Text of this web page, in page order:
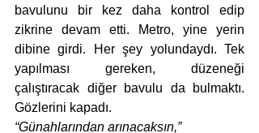
bavulunu bir kez daha kontrol edip
zikrine devam etti. Metro, yine yerin
dibine girdi. Her şey yolundaydı. Tek
yapılması gereken, düzeneği
çalıştıracak diğer bavulu da bulmaktı.
Gözlerini kapadı.
“Günahlarından arınacaksın,”